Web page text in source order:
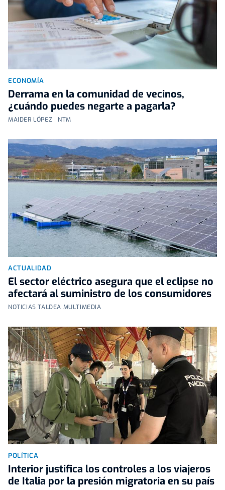
ECONOMÍA
Derrama en la comunidad de vecinos,
¿cuándo puedes negarte a pagarla?
MAIDER LÓPEZ | NTM
ACTUALIDAD
El sector eléctrico asegura que el eclipse no
afectará al suministro de los consumidores
NOTICIAS TALDEA MULTIMEDIA
POLÍTICA
Interior justifica los controles a los viajeros
de Italia por la presión migratoria en su país